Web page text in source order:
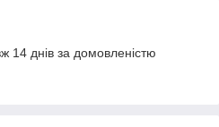
14 днів за домовленістю